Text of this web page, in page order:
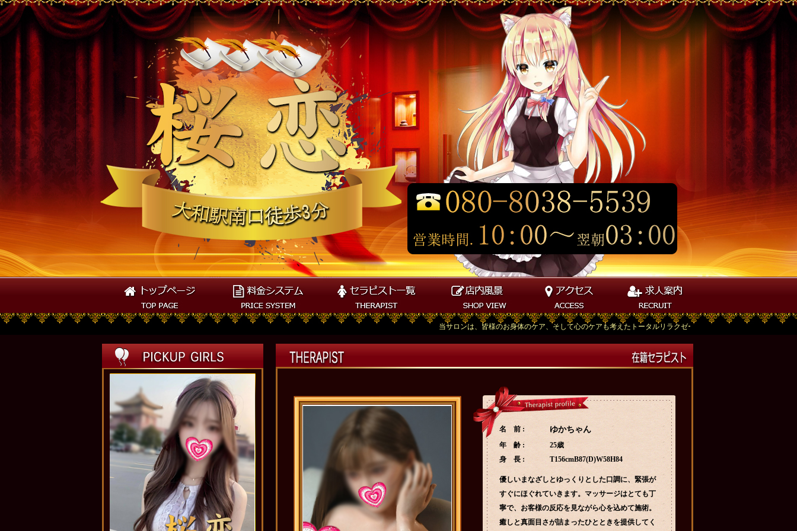
当サロンは、皆様のお身体のケア、そして心のケアも考えたトータルリラクゼーションサロンです。
名 前 : ゆかちゃん
年 齢 :
25歳
身 長 :
T156cmB87(D)W58H84
優しいまなざしとゆっくりとした口調に、緊張が
すぐにほぐれていきます。マッサージはとても丁
寧で、お客様の反応を見ながら心を込めて施術。
癒しと真面目さが詰まったひとときを提供してく